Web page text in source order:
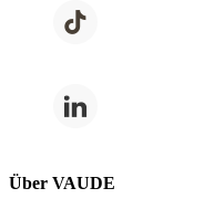
Über VAUDE